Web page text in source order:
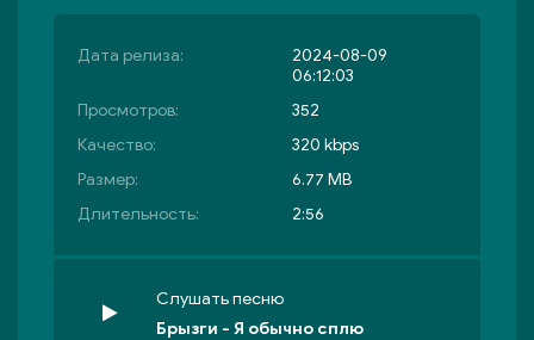
Дата релиза:
2024-08-09
06:12:03
Просмотров:
352
Качество:
320 kbps
Размер:
6.77 MB
Длительность:
2:56
Слушать песню
Брызги - Я обычно сплю